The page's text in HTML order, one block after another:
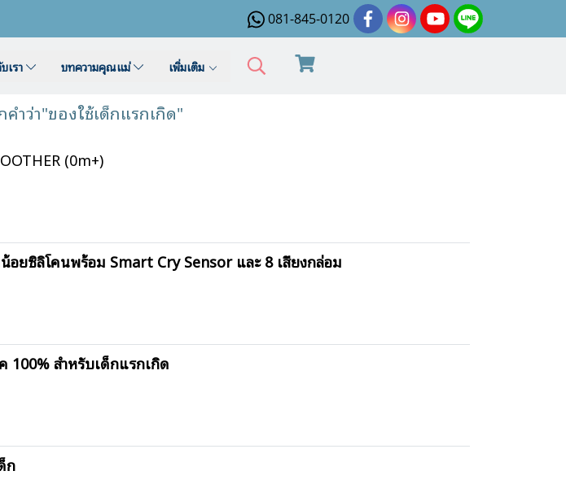
081-845-0120
เรา บทความคุณแม่ เพิ่มเติม
ำว่า"ของใช้เด็กแรกเกิด"
(0m+)
ยซิลิโคนพร้อม Smart Cry Sensor และ 8 เสียงกล่อม
100% สำหรับเด็กแรกเกิด
ก